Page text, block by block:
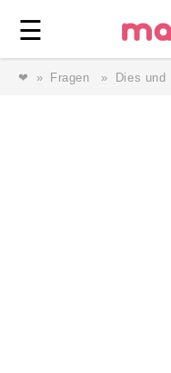
☰ ⎯ Wir
❤ Fragen Dies und